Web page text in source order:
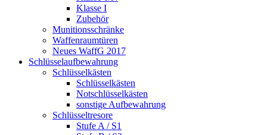
Klasse I
Zubehör
Munitionsschränke
Waffenraumtüren
Neues WaffG 2017
Schlüsselaufbewahrung
Schlüsselkästen
Schlüsselkästen
Notschlüsselkästen
sonstige Aufbewahrung
Schlüsseltresore
Stufe A / S1